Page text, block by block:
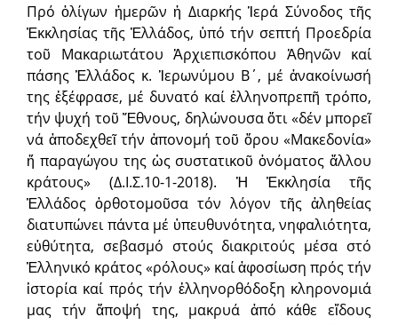
Πρό ὀλίγων ἡμερῶν ἡ Διαρκής Ἱερά Σύνοδος τῆς
Ἐκκλησίας τῆς Ἑλλάδος, ὑπό τήν σεπτή Προεδρία
τοῦ Μακαριωτάτου Ἀρχιεπισκόπου Ἀθηνῶν καί
πάσης Ἑλλάδος κ. Ἱερωνύμου Β΄, μέ ἀνακοίνωσή
της ἐξέφρασε, μέ δυνατό καί ἑλληνοπρεπῆ τρόπο,
τήν ψυχή τοῦ Ἔθνους, δηλώνουσα ὅτι «δέν μπορεῖ
νά ἀποδεχθεῖ τήν ἀπονομή τοῦ ὅρου «Μακεδονία»
ἤ παραγώγου της ὡς συστατικοῦ ὀνόματος ἄλλου
κράτους» (Δ.Ι.Σ.10-1-2018). Ἡ Ἐκκλησία τῆς
Ἑλλάδος ὀρθοτομοῦσα τόν λόγον τῆς ἀληθείας
διατυπώνει πάντα μέ ὑπευθυνότητα, νηφαλιότητα,
εὐθύτητα, σεβασμό στούς διακριτούς μέσα στό
Ἑλληνικό κράτος «ρόλους» καί ἀφοσίωση πρός τήν
ἱστορία καί πρός τήν ἑλληνορθόδοξη κληρονομιά
μας τήν ἄποψή της, μακρυά ἀπό κάθε εἴδους